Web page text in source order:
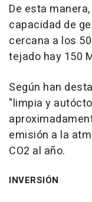
De esta
capacidad de
cercana a los
tejado hay 150
Según han
"limpia y
emisión a la
CO2 al año.
INVERSIÓN